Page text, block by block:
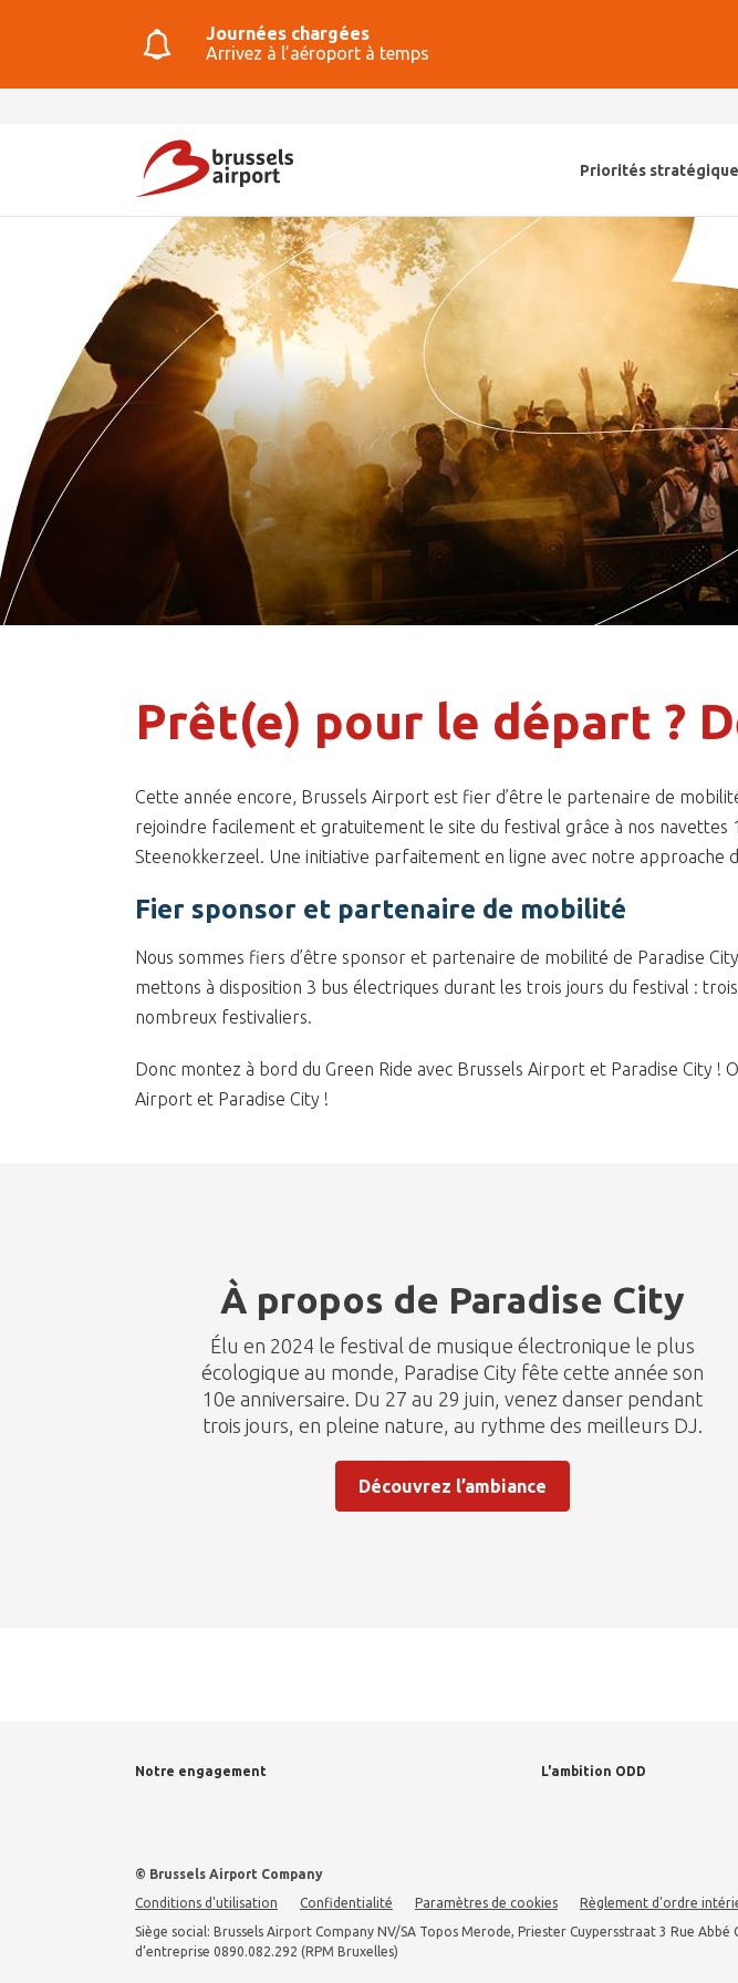
Journées chargées
Arrivez à l’aéroport à temps
Priorités
Prêt(e) pour le départ ?
Cette année encore, Brussels Airport est fier d’être le partenaire de
rejoindre facilement et gratuitement le site du festival grâce à nos
Steenokkerzeel. Une initiative parfaitement en ligne avec notre approache
Fier sponsor et partenaire de mobilité
Nous sommes fiers d’être sponsor et partenaire de mobilité de Paradise
mettons à disposition 3 bus électriques durant les trois jours du festival :
nombreux festivaliers.
Donc montez à bord du Green Ride avec Brussels Airport et Paradise City !
Airport et Paradise City !
À propos de Paradise City
Élu en 2024 le festival de musique électronique le plus
écologique au monde, Paradise City fête cette année son
10e anniversaire. Du 27 au 29 juin, venez danser pendant
trois jours, en pleine nature, au rythme des meilleurs DJ.
Découvrez l’ambiance
Notre engagement L'ambition ODD
© Brussels Airport Company
Conditions d'utilisation
Confidentialité Paramètres de cookies Règlement d'ordre
Siège social: Brussels Airport Company NV/SA Topos Merode, Priester Cuypersstraat 3 Rue
d’entreprise 0890.082.292 (RPM Bruxelles)